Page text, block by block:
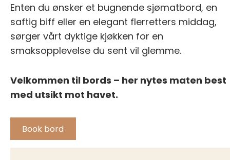
Enten du ønsker et bugnende sjømatbord, en
saftig biff eller en elegant flerretters middag,
sørger vårt dyktige kjøkken for en
smaksopplevelse du sent vil glemme.
Velkommen til bords – her nytes maten best
med utsikt mot havet.
Book bord